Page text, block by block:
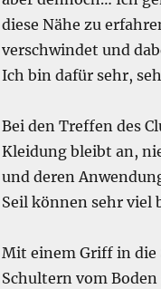
diese Nähe zu
verschwindet und
Ich bin dafür sehr,
Bei den Treffen des
Kleidung bleibt an,
und deren
Seil können sehr viel
Mit einem Griff in die
Schultern vom